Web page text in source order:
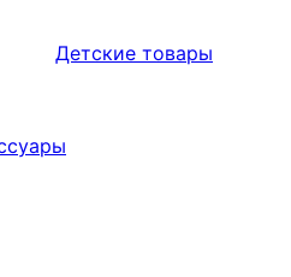
Детские товары